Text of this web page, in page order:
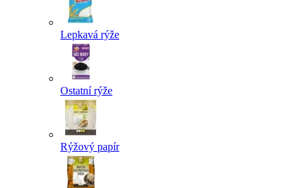
Lepkavá rýže
Ostatní rýže
Rýžový papír